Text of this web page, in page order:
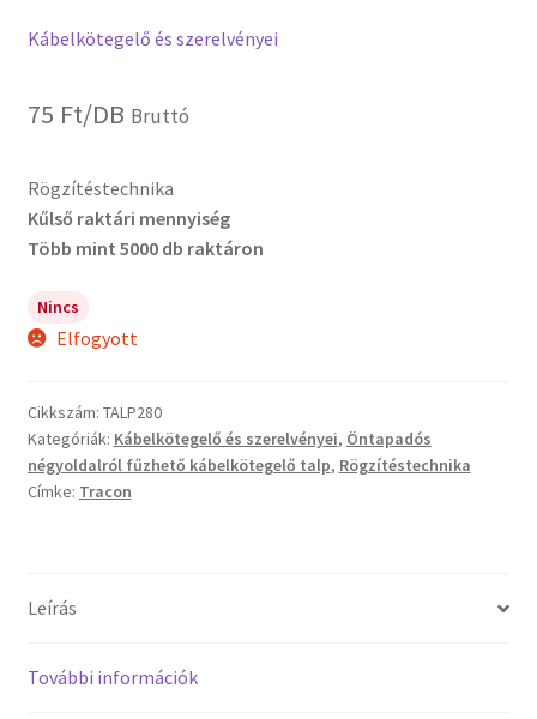
Kábelkötegelő és szerelvényei
75 Ft/DB Bruttó
Rögzítéstechnika
Kűlső raktári mennyiség
Több mint 5000 db raktáron
Nincs
Elfogyott
Cikkszám: TALP280
Kategóriák: Kábelkötegelő és szerelvényei, Öntapadós
négyoldalról fűzhető kábelkötegelő talp, Rögzítéstechnika
Címke: Tracon
Leírás
További információk